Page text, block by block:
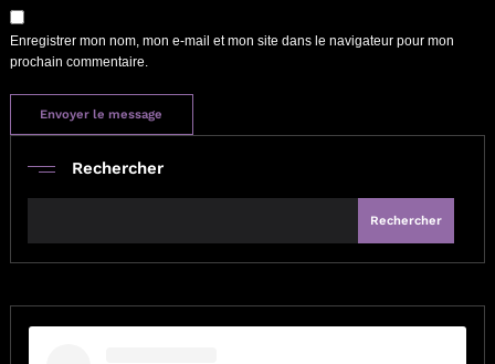
Enregistrer mon nom, mon e-mail et mon site dans le navigateur pour mon
prochain commentaire.
Rechercher
Rechercher